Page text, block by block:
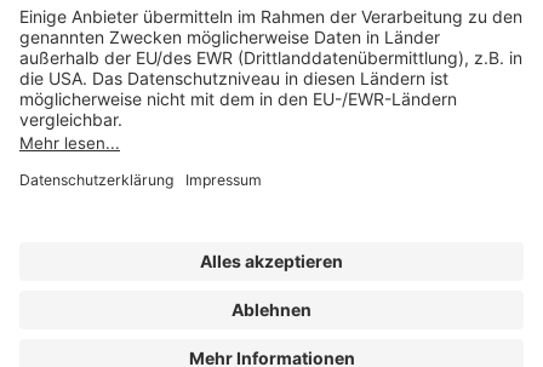
Folgen Sie uns
Impressum
Cookie-Einstellungen